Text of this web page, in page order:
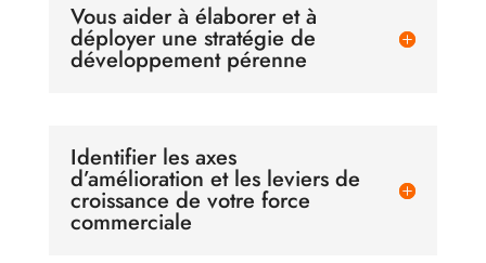
Vous aider à élaborer et à
déployer une stratégie de
développement pérenne
Identifier les axes
d’amélioration et les leviers de
croissance de votre force
commerciale